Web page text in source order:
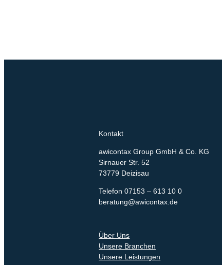
Kontakt
awicontax Group GmbH & Co. KG
Sirnauer Str. 52
73779 Deizisau
Telefon 07153 – 613 10 0
beratung@awicontax.de
Über Uns
Unsere Branchen
Unsere Leistungen